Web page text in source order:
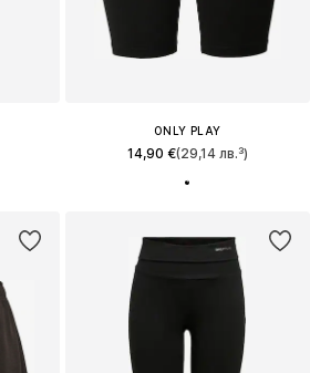
ONLY PLAY
14,90 €(29,14 лв.³)